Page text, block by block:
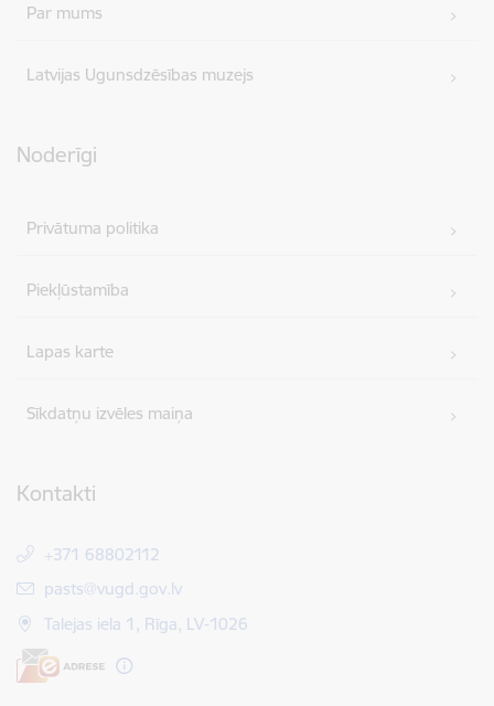
Par mums
Latvijas Ugunsdzēsības muzejs
Noderīgi
Privātuma politika
Piekļūstamība
Lapas karte
Sīkdatņu izvēles maiņa
Kontakti
+371 68802112
E-pasts:
pasts@vugd.gov.lv
Talejas iela 1, Rīga, LV-1026